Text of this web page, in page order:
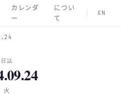
カレンダ
ー
につい
て
EN
日誌
火